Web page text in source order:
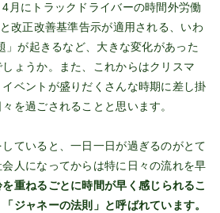
月にトラックドライバーの時間外労働
改正改善基準告示が適用される、いわ
」が起きるなど、大きな変化があった
ょうか。また、これからはクリスマ
ベントが盛りだくさんな時期に差し掛
を過ごされることと思います。
ていると、一日一日が過ぎるのがとて
人になってからは特に日々の流れを早
重ねるごとに時間が早く感じられるこ
ジャネーの法則」と呼ばれています。